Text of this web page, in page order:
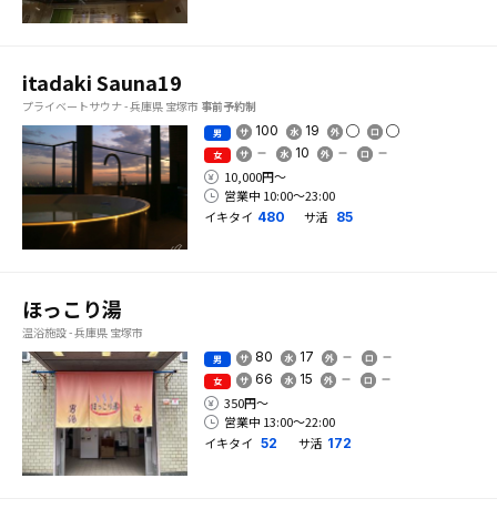
itadaki Sauna19
プライベートサウナ - 兵庫県 宝塚市 事前予約制
男 100 19
女 10
10,000円〜
営業中 10:00〜23:00
イキタイ 480 サ活 85
ほっこり湯
温浴施設 - 兵庫県 宝塚市
男 80 17
女 66 15
350円〜
営業中 13:00〜22:00
イキタイ 52 サ活 172